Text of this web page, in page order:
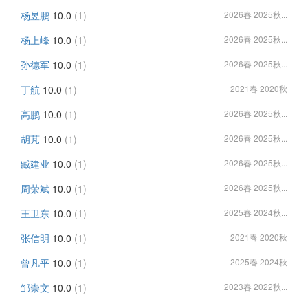
杨昱鹏 10.0 (1) 2026春 2025秋...
杨上峰 10.0 (1) 2026春 2025秋...
孙德军 10.0 (1) 2026春 2025秋...
丁航 10.0 (1) 2021春 2020秋
高鹏 10.0 (1) 2026春 2025秋...
胡芃 10.0 (1) 2026春 2025秋...
臧建业 10.0 (1) 2026春 2025秋...
周荣斌 10.0 (1) 2026春 2025秋...
王卫东 10.0 (1) 2025春 2024秋...
张信明 10.0 (1) 2021春 2020秋
曾凡平 10.0 (1) 2025春 2024秋
邹崇文 10.0 (1) 2023春 2022秋...